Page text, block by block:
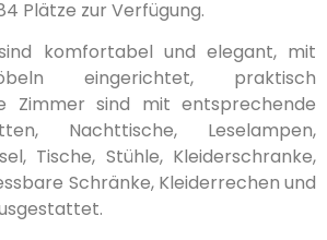
Plätze zur Verfügung.
komfortabel und elegant, mit
eingerichtet, praktisch
Zimmer sind mit entsprechende
Nachttische, Leselampen,
Tische, Stühle, Kleiderschranke,
Schränke, Kleiderrechen und